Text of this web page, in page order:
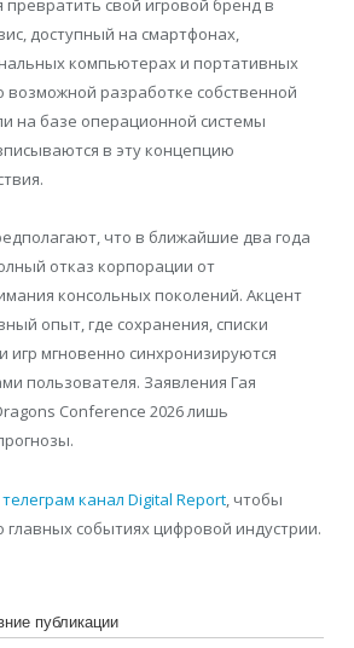
превратить свой игровой бренд в
доступный на смартфонах,
компьютерах и портативных
возможной разработке собственной
на базе операционной системы
в эту концепцию
что в ближайшие два года
отказ корпорации от
консольных поколений. Акцент
опыт, где сохранения, списки
игр мгновенно синхронизируются
пользователя. Заявления Гая
Conference 2026 лишь
телеграм канал Digital Report , чтобы
событиях цифровой индустрии.
публикации